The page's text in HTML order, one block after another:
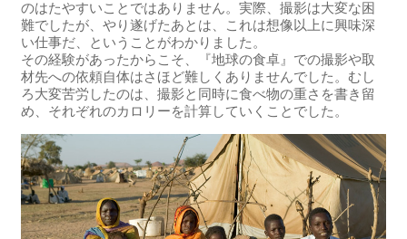
のはたやすいことではありません。実際、撮影は大変な困
難でしたが、やり遂げたあとは、これは想像以上に興味深
い仕事だ、ということがわかりました。
その経験があったからこそ、『地球の食卓』での撮影や取
材先への依頼自体はさほど難しくありませんでした。むし
ろ大変苦労したのは、撮影と同時に食べ物の重さを書き留
め、それぞれのカロリーを計算していくことでした。